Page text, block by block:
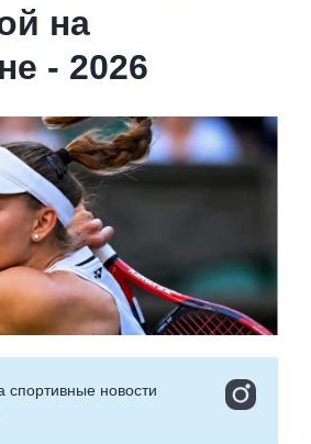
на
- 2026
cпортивные новости